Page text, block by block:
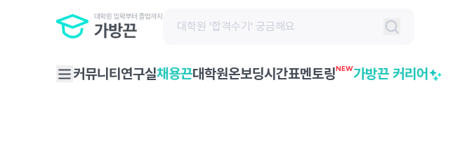
커뮤니티 연구실채용끈대학원온보딩시간표멘토링NEW가방끈 커리어